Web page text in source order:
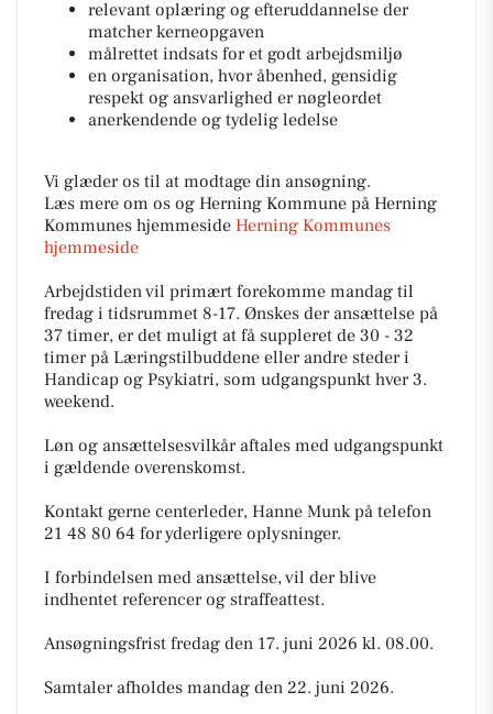
relevant oplæring og efteruddannelse der
matcher kerneopgaven
målrettet indsats for et godt arbejdsmiljø
en organisation, hvor åbenhed, gensidig
respekt og ansvarlighed er nøgleordet
anerkendende og tydelig ledelse
Vi glæder os til at modtage din ansøgning.
Læs mere om os og Herning Kommune på Herning
Kommunes hjemmeside Herning Kommunes
hjemmeside
Arbejdstiden vil primært forekomme mandag til
fredag i tidsrummet 8-17. Ønskes der ansættelse på
37 timer, er det muligt at få suppleret de 30 - 32
timer på Læringstilbuddene eller andre steder i
Handicap og Psykiatri, som udgangspunkt hver 3.
weekend.
Løn og ansættelsesvilkår aftales med udgangspunkt
i gældende overenskomst.
Kontakt gerne centerleder, Hanne Munk på telefon
21 48 80 64 for yderligere oplysninger.
I forbindelsen med ansættelse, vil der blive
indhentet referencer og straffeattest.
Ansøgningsfrist fredag den 17. juni 2026 kl. 08.00.
Samtaler afholdes mandag den 22. juni 2026.